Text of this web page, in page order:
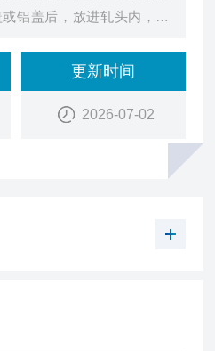
铝盖后，放进轧头内，上
瓶盖不松动即可。 2.如次
调节轧头，顺时针旋转为
更新时间
2026-07-02